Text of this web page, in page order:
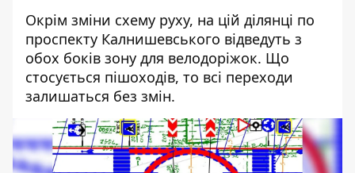
Окрім зміни схему руху, на цій ділянці по
проспекту Калнишевського відведуть з
обох боків зону для велодоріжок. Що
стосується пішоходів, то всі переходи
залишаться без змін.